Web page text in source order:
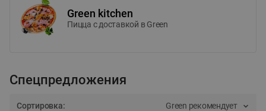
Green kitchen
Пицца c доставкой в Green
Спецпредложения
Сортировка: Green рекомендует